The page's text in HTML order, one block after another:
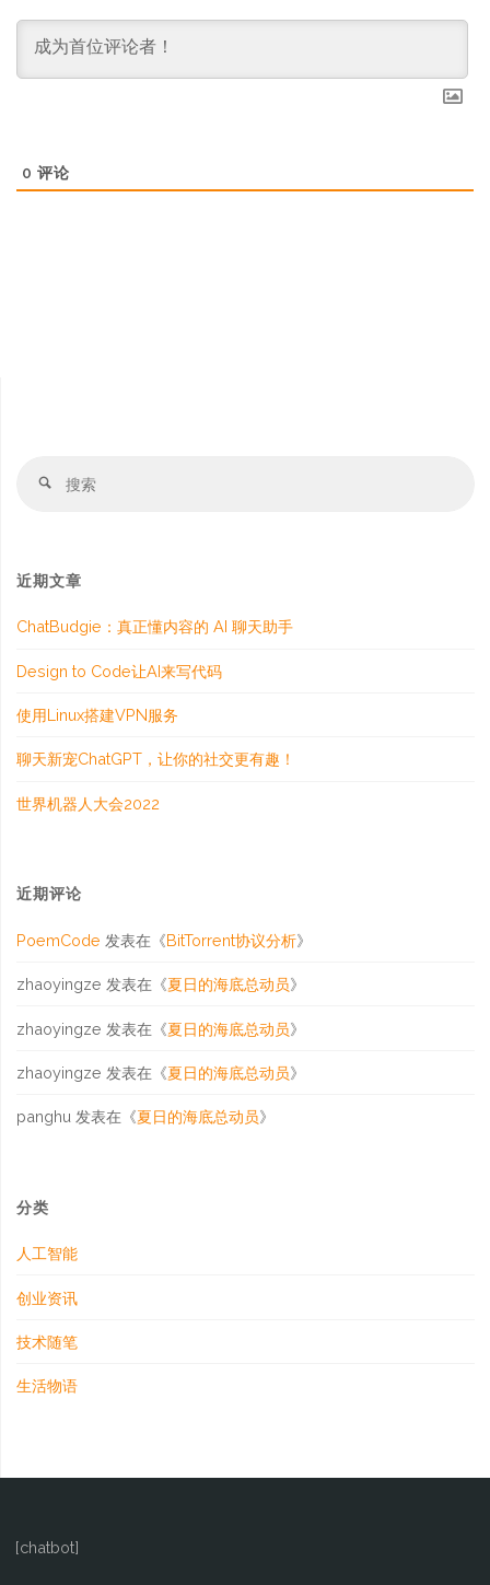
0 评论
搜
近期文章
ChatBudgie：真正懂内容的 AI 聊天助手
Design to Code让AI来写代码
使用Linux搭建VPN服务
聊天新宠ChatGPT，让你的社交更有趣！
世界机器人大会2022
近期评论
PoemCode 发表在《BitTorrent协议分析》
zhaoyingze 发表在《夏日的海底总动员》
zhaoyingze 发表在《夏日的海底总动员》
zhaoyingze 发表在《夏日的海底总动员》
panghu 发表在《夏日的海底总动员》
分类
人工智能
创业资讯
技术随笔
生活物语
[chatbot]